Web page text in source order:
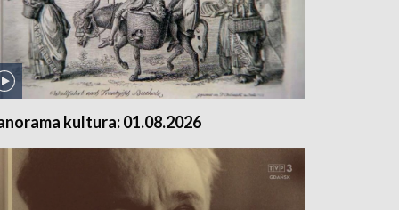
kultura: 01.08.2026